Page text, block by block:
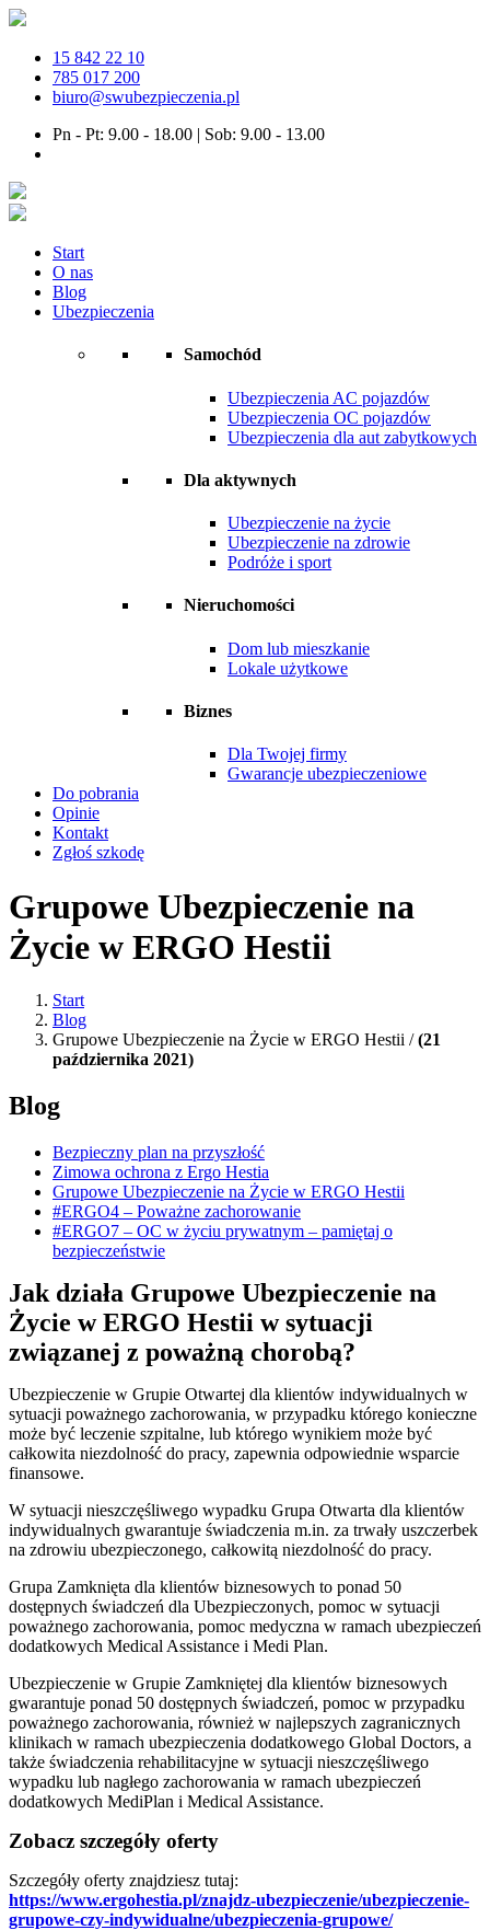
15 842 22 10
785 017 200
biuro@swubezpieczenia.pl
Pn - Pt: 9.00 - 18.00 | Sob: 9.00 - 13.00
Start
O nas
Blog
Ubezpieczenia
Samochód
Ubezpieczenia AC pojazdów
Ubezpieczenia OC pojazdów
Ubezpieczenia dla aut zabytkowych
Dla aktywnych
Ubezpieczenie na życie
Ubezpieczenie na zdrowie
Podróże i sport
Nieruchomości
Dom lub mieszkanie
Lokale użytkowe
Biznes
Dla Twojej firmy
Gwarancje ubezpieczeniowe
Do pobrania
Opinie
Kontakt
Zgłoś szkodę
Grupowe Ubezpieczenie na
Życie w ERGO Hestii
Start
Blog
Grupowe Ubezpieczenie na Życie w ERGO Hestii /(21
października 2021)
Blog
Bezpieczny plan na przyszłość
Zimowa ochrona z Ergo Hestia
Grupowe Ubezpieczenie na Życie w ERGO Hestii
#ERGO4 – Poważne zachorowanie
#ERGO7 – OC w życiu prywatnym – pamiętaj o
bezpieczeństwie
Jak działa Grupowe Ubezpieczenie na
Życie w ERGO Hestii w sytuacji
związanej z poważną chorobą?
Ubezpieczenie w Grupie Otwartej dla klientów indywidualnych w
sytuacji poważnego zachorowania, w przypadku którego konieczne
może być leczenie szpitalne, lub którego wynikiem może być
całkowita niezdolność do pracy, zapewnia odpowiednie wsparcie
finansowe.
W sytuacji nieszczęśliwego wypadku Grupa Otwarta dla klientów
indywidualnych gwarantuje świadczenia m.in. za trwały uszczerbek
na zdrowiu ubezpieczonego, całkowitą niezdolność do pracy.
Grupa Zamknięta dla klientów biznesowych to ponad 50
dostępnych świadczeń dla Ubezpieczonych, pomoc w sytuacji
poważnego zachorowania, pomoc medyczna w ramach ubezpieczeń
dodatkowych Medical Assistance i Medi Plan.
Ubezpieczenie w Grupie Zamkniętej dla klientów biznesowych
gwarantuje ponad 50 dostępnych świadczeń, pomoc w przypadku
poważnego zachorowania, również w najlepszych zagranicznych
klinikach w ramach ubezpieczenia dodatkowego Global Doctors, a
także świadczenia rehabilitacyjne w sytuacji nieszczęśliwego
wypadku lub nagłego zachorowania w ramach ubezpieczeń
dodatkowych MediPlan i Medical Assistance.
Zobacz szczegóły oferty
Szczegóły oferty znajdziesz tutaj:
https://www.ergohestia.pl/znajdz-ubezpieczenie/ubezpieczenie-
grupowe-czy-indywidualne/ubezpieczenia-grupowe/